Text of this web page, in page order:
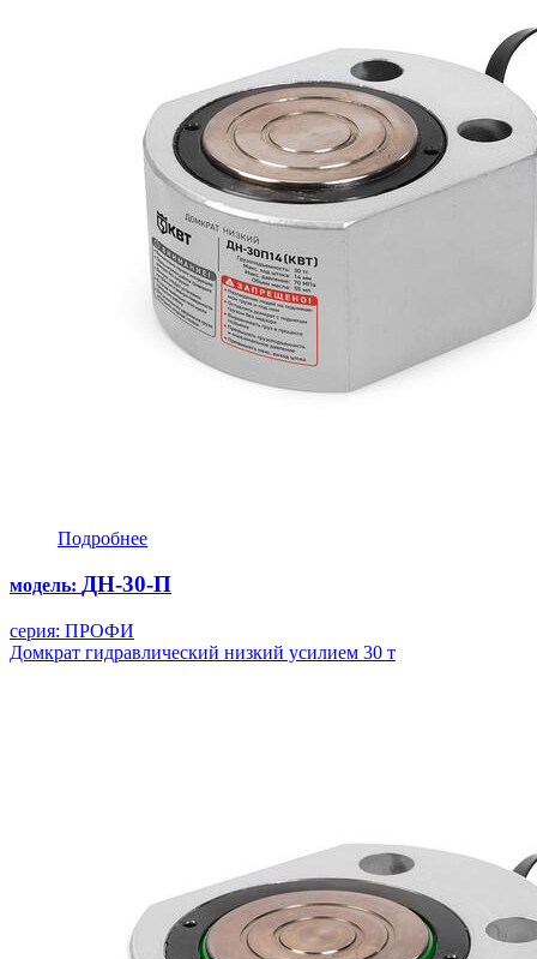
Подробнее
модель: ДН-30-П
серия: ПРОФИ
Домкрат гидравлический низкий усилием 30 т